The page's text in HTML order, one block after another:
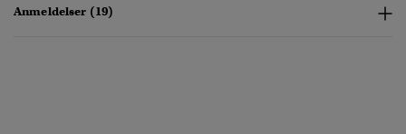
Anmeldelser (19)